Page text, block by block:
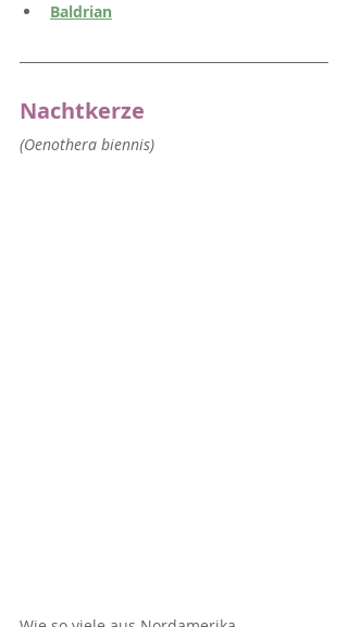
Baldrian
Nachtkerze
(Oenothera biennis)